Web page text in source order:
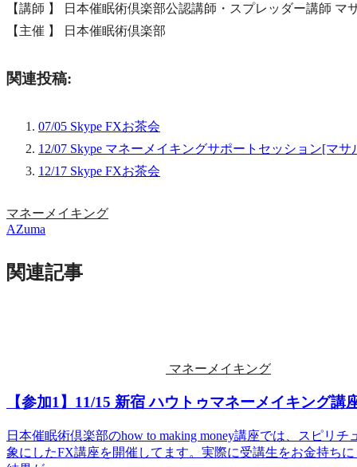
【講師 】 日本催眠術倶楽部公認講師・スプレッダー講師 マ
【主催 】 日本催眠術倶楽部
関連投稿:
07/05 Skype FXお茶会
12/07 Skype マネーメイキングサポートセッション[マサ
12/17 Skype FXお茶会
マネーメイキング
AZuma
関連記事
マネーメイキング
【参加1】11/15 新宿 ハウトゥマネーメイキング講
日本催眠術倶楽部のhow to making money講座では、スピリ
象にしたFX講座を開催してます。実際に受講生をお金持ち